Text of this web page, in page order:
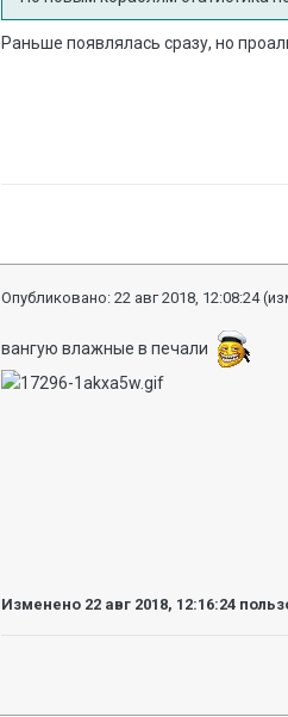
Раньше появлялась сразу, но
Опубликовано:22 авг 2018, 12:08:24
вангую влажные в печали
Изменено 22 авг 2018, 12:16:24